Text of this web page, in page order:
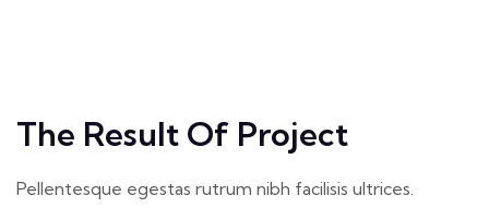
The Result Of Project
Pellentesque egestas rutrum nibh facilisis ultrices.